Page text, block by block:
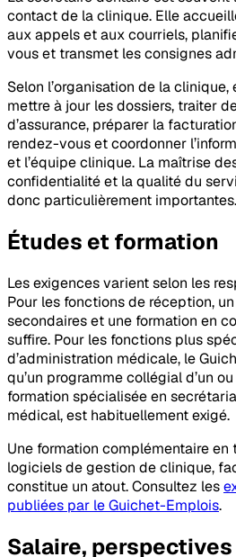
contact de la clinique. Elle
aux appels et aux courriels,
vous et transmet les consignes
Selon l’organisation de la
mettre à jour les dossiers, traiter
d’assurance, préparer la
rendez-vous et coordonner
et l’équipe clinique. La maîtrise
confidentialité et la qualité du
donc particulièrement importantes.
Études et formation
Les exigences varient selon les
Pour les fonctions de réception,
secondaires et une formation en
suffire. Pour les fonctions plus
d’administration médicale, le
qu’un programme collégial d’un
formation spécialisée en
médical, est habituellement exigé.
Une formation complémentaire
logiciels de gestion de clinique,
constitue un atout. Consultez les
publiées par le Guichet-Emplois.
Salaire, perspectives